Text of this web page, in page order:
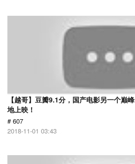
【越哥】豆瓣9.1分，国产电影另一个巅
地上映！
# 607
2018-11-01 03:43